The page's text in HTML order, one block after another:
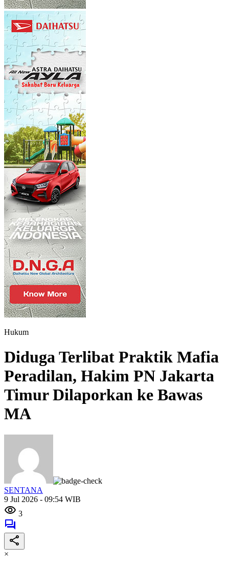
Hukum
Diduga Terlibat Praktik Mafia
Peradilan, Hakim PN Jakarta
Timur Dilaporkan ke Bawas
MA
SENTANA
9 Jul 2026 - 09:54 WIB
3
×